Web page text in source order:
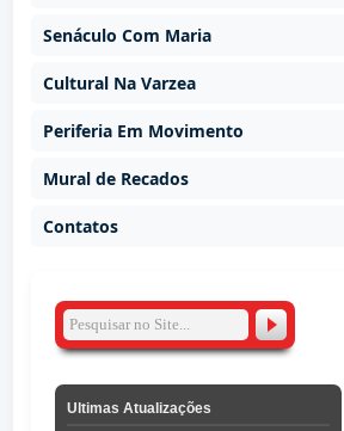
Senáculo Com Maria
Cultural Na Varzea
Periferia Em Movimento
Mural de Recados
Contatos
Ultimas Atualizações